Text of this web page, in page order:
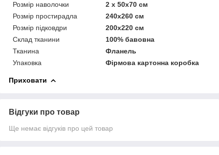
Розмір наволочки
2 x 50х70 см
Розмір простирадла
240х260 см
Розмір підковдри
200х220 см
Склад тканини
100% бавовна
Тканина
Фланель
Упаковка
Фірмова картонна коробка
Приховати
Відгуки про товар
Ще немає відгуків про цей товар